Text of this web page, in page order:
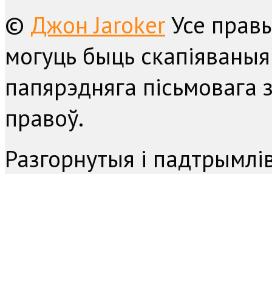
© Джон JarokerУсе
могуць быць
папярэдняга пісьмовага
правоў.
Разгорнутыя і